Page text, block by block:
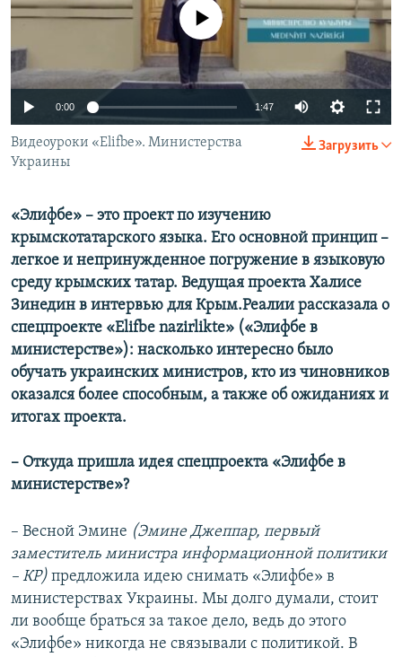
ПОБЕДИТЕЛЕЙ НЕ СУДЯТ?
КРЫМ.НЕПОКОРЕННЫЙ
ELIFBE
УКРАИНСКАЯ ПРОБЛЕМА КРЫМА
ПРИСОЕДИНЯЙТЕСЬ!
Все сайты RFE/RL
No media source currently available
0:00 1:47
Загрузить
Видеоуроки «Elifbe». Министерства
Украины
«Элифбе» – это проект по изучению
крымскотатарского языка. Его основной принцип –
легкое и непринужденное погружение в языковую
среду крымских татар. Ведущая проекта Халисе
Зинедин в интервью для Крым.Реалии рассказала о
спецпроекте «Elifbe nazirlikte» («Элифбе в
министерстве»): насколько интересно было
обучать украинских министров, кто из чиновников
оказался более способным, а также об ожиданиях и
итогах проекта.
– Откуда пришла идея спецпроекта «Элифбе в
министерстве»?
– Весной Эмине (Эмине Джеппар, первый
заместитель министра информационной политики
– КР) предложила идею снимать «Элифбе» в
министерствах Украины. Мы долго думали, стоит
ли вообще браться за такое дело, ведь до этого
«Элифбе» никогда не связывали с политикой. В